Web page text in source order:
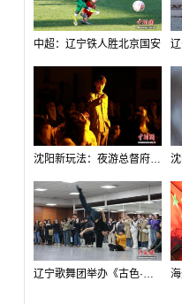
中超：辽宁铁人胜北京国安
沈阳新玩法：夜游总督府，当一回“赴宴者”
辽宁歌舞团举办《古色·国宝辽宁》排练开放日活动